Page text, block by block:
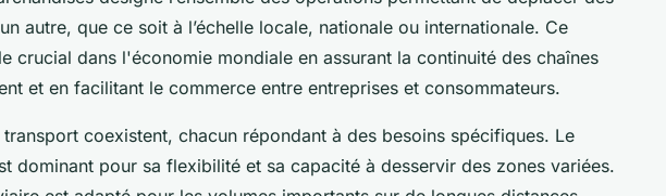
autre, que ce soit à l’échelle locale, nationale ou internationale. Ce
crucial dans l'économie mondiale en assurant la continuité des chaînes
et en facilitant le commerce entre entreprises et consommateurs.
coexistent, chacun répondant à des besoins spécifiques. Le
dominant pour sa flexibilité et sa capacité à desservir des zones variées.